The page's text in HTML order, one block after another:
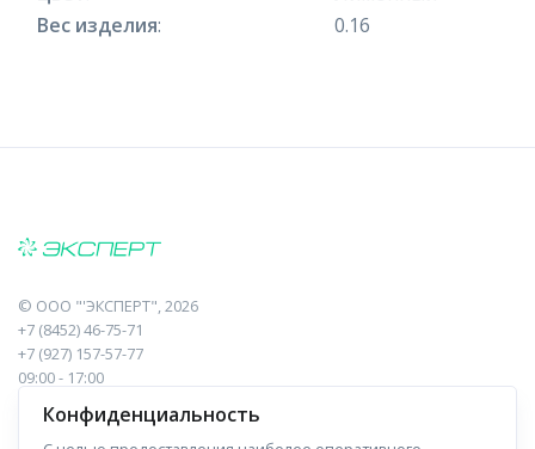
Вес изделия: 0.16
© ООО "'ЭКСПЕРТ", 2026
+7 (8452) 46-75-71
+7 (927) 157-57-77
09:00 - 17:00
410017, Саратов, Пугачева, 10 к1, оф.23
Конфиденциальность